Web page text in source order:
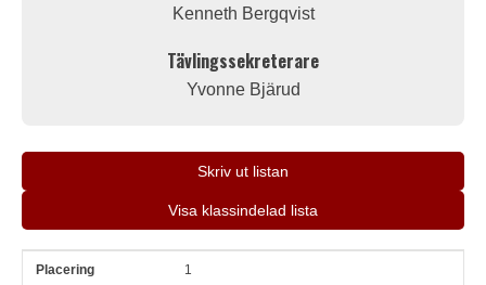
Kenneth Bergqvist
Tävlingssekreterare
Yvonne Bjärud
Skriv ut listan
Visa klassindelad lista
Pl Snr 1